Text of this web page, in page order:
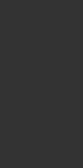
ist jede von der
in Form